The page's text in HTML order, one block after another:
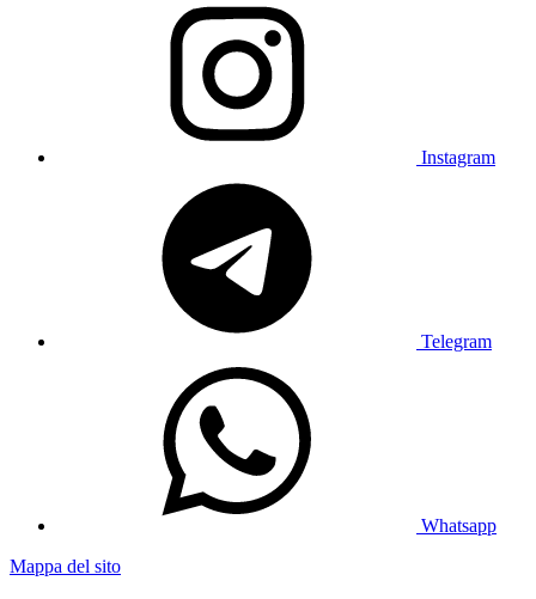
Instagram
Telegram
Whatsapp
Mappa del sito